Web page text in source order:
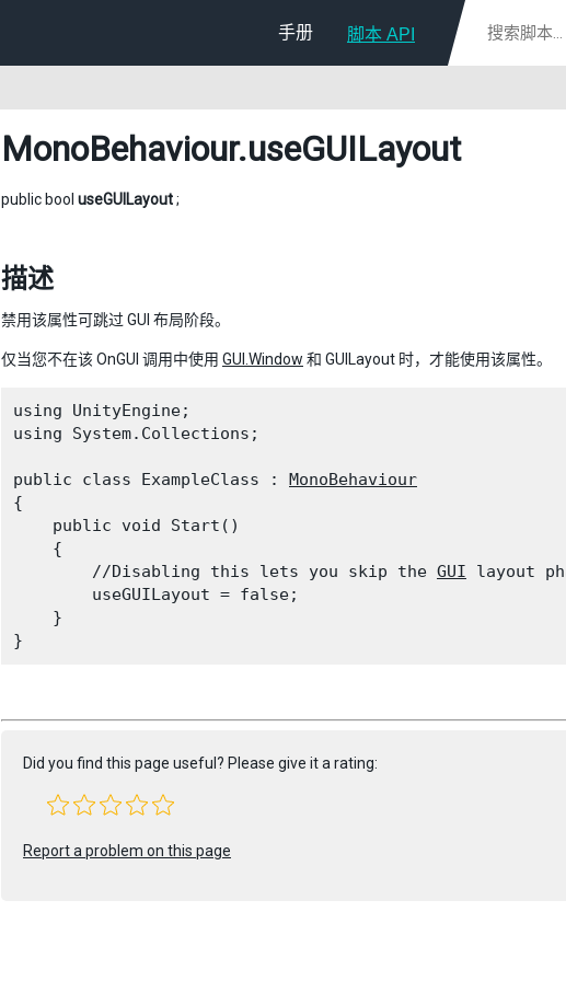
手册 脚本 API
MonoBehaviour.useGUILayout
public bool useGUILayout;
描述
禁用该属性可跳过 GUI 布局阶段。
仅当您不在该 OnGUI 调用中使用 GUI.Window 和 GUILayout 时，才能使用该属性。
using UnityEngine;
using System.Collections;
public class ExampleClass : MonoBehaviour
{
    public void Start()
    {
        //Disabling this lets you skip the
GUI layout
        useGUILayout = false;
    }
Did you find this page useful? Please give it a rating:
Report a problem on this page